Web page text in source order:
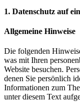
1. Datenschutz auf
Allgemeine Hinweise
Die folgenden
was mit Ihren
Website besuchen.
denen Sie persönlich
Informationen zum
unter diesem Text